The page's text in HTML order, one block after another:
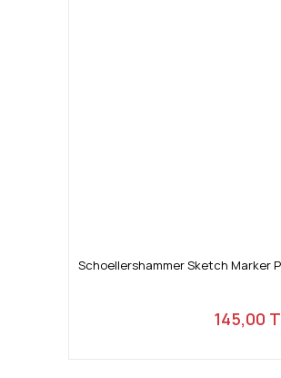
Schoellershammer Sketch Marker
145,00